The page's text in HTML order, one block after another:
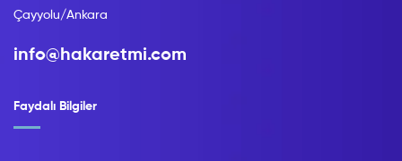
Faydalı Bilgiler
Çayyolu/Ankara
info@hakaretmi.com